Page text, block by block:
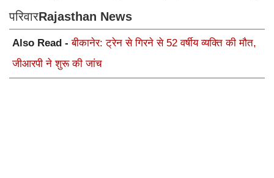
परिवारRajasthan News
Also Read -बीकानेर: ट्रेन से गिरने से 52 वर्षीय व्यक्ति की मौत,
जीआरपी ने शुरू की जांच